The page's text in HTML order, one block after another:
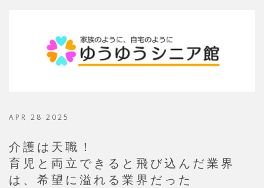
APR 28 2025
介護は天職！
育児と両立できると飛び込んだ業界
は、希望に溢れる業界だった